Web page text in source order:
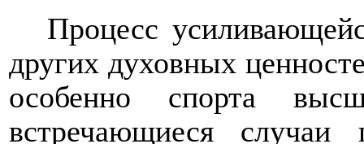
Процесс
других духовных
особенно спорта
встречающиеся